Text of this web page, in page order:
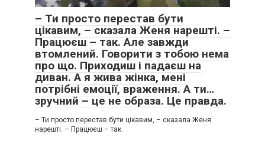
– Ти просто перестав бути
цікавим, – сказала Женя нарешті. –
Працюєш – так. Але завжди
втомлений. Говорити з тобою нема
про що. Приходиш і падаєш на
диван. А я жива жінка, мені
потрібні емоції, враження. А ти…
зручний – це не образа. Це правда.
– Ти просто перестав бути цікавим, – сказала Женя
нарешті. – Працюєш – так.